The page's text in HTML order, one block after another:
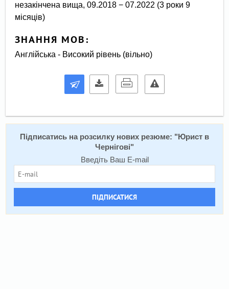
незакінчена вища, 09.2018 − 07.2022 (3 роки 9
місяців)
ЗНАННЯ МОВ:
Англійська - Високий рівень (вільно)
Підписатись на розсилку нових резюме: " Юрист в
Чернігові"
Введіть Ваш E-mail
ПІДПИСАТИСЯ